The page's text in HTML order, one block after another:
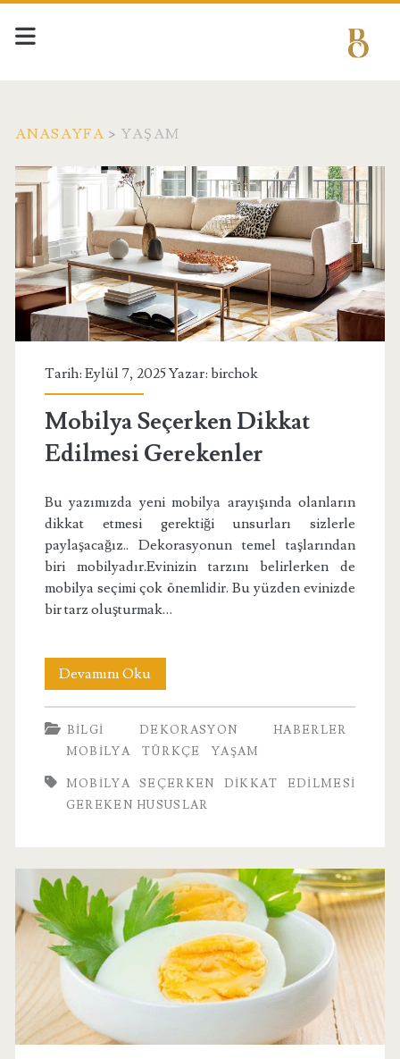
ANASAYFA > YAŞAM
Kategori:
<span>Yaşam</span>
Tarih: Eylül 7, 2025 Yazar: birchok
Mobilya Seçerken Dikkat
Edilmesi Gerekenler
Bu yazımızda yeni mobilya arayışında olanların
dikkat etmesi gerektiği unsurları sizlerle
paylaşacağız.. Dekorasyonun temel taşlarından
biri mobilyadır.Evinizin tarzını belirlerken de
mobilya seçimi çok önemlidir. Bu yüzden evinizde
bir tarz oluşturmak…
Devamını OkuMobilya
Seçerken
Dikkat
Gerekenler
BILGI DEKORASYON
HABERLER
MOBILYA
TÜRKÇE YAŞAM
MOBILYA SEÇERKEN DIKKAT EDILMESI
GEREKEN HUSUSLAR